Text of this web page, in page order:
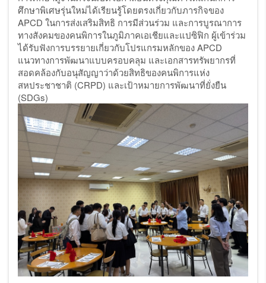
ศึกษาพิเศษรุ่นใหม่ได้เรียนรู้โดยตรงเกี่ยวกับภารกิจของ
APCD ในการส่งเสริมสิทธิ การมีส่วนร่วม และการบูรณาการ
ทางสังคมของคนพิการในภูมิภาคเอเชียและแปซิฟิก ผู้เข้าร่วม
ได้รับฟังการบรรยายเกี่ยวกับโปรแกรมหลักของAPCD
แนวทางการพัฒนาแบบครอบคลุม และเอกสารทรัพยากรที่
สอดคล้องกับอนุสัญญาว่าด้วยสิทธิของคนพิการแห่ง
สหประชาชาติ (CRPD) และเป้าหมายการพัฒนาที่ยั่งยืน
(SDGs)